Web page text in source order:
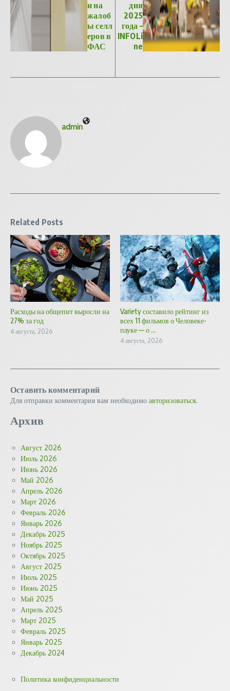
и на
жалоб
ы селл
еров в
ФАС
дия
2025
года –
INFOLi
ne
admin
Related Posts
Расходы на общепит выросли на
27% за год
4 августа, 2026
Variety составило рейтинг из
всех 11 фильмов о Человеке-
пауке — о ...
4 августа, 2026
Оставить комментарий
Для отправки комментария вам необходимо авторизоваться.
Архив
Август 2026
Июль 2026
Июнь 2026
Май 2026
Апрель 2026
Март 2026
Февраль 2026
Январь 2026
Декабрь 2025
Ноябрь 2025
Октябрь 2025
Август 2025
Июль 2025
Июнь 2025
Май 2025
Апрель 2025
Март 2025
Февраль 2025
Январь 2025
Декабрь 2024
Политика конфиденциальности